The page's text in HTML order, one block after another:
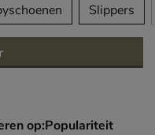
Slippers
op: